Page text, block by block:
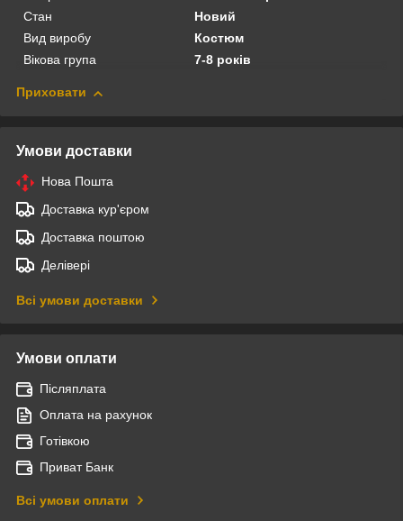
Стан
Новий
Вид виробу
Костюм
Вікова група
7-8 років
Приховати
Умови доставки
Нова Пошта
Доставка кур'єром
Доставка поштою
Делівері
Всі умови доставки
Умови оплати
Післяплата
Оплата на рахунок
Готівкою
Приват Банк
Всі умови оплати